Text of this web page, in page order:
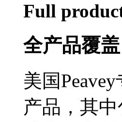
Full
全产品覆盖
美国
产品，其